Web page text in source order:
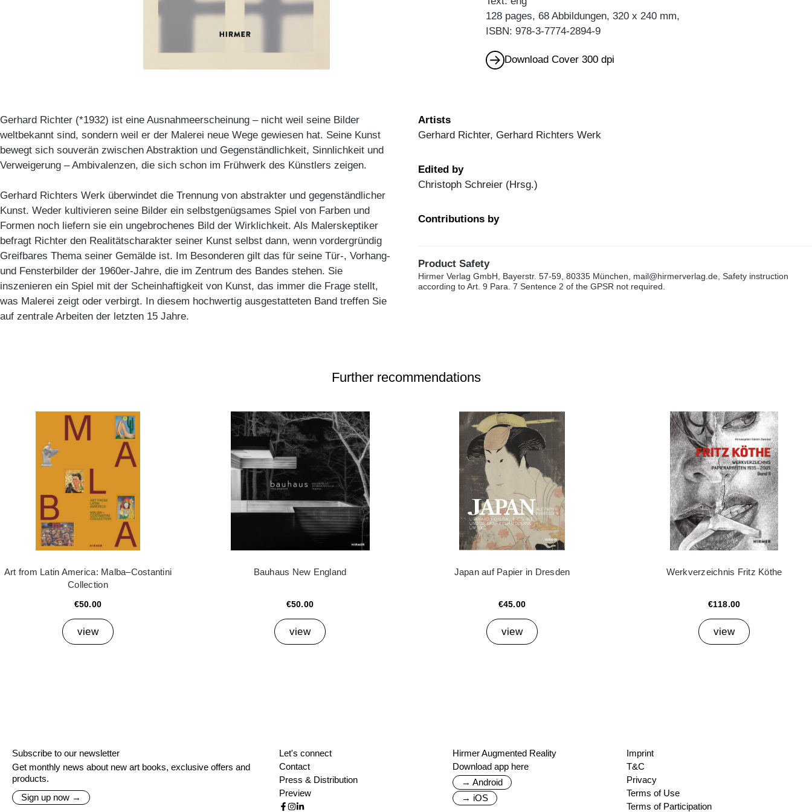
128 pages, 68 Abbildungen, 320 x 240 mm,
ISBN: 978-3-7774-2894-9
Download Cover 300 dpi
Gerhard Richter (*1932) ist eine Ausnahmeerscheinung – nicht weil seine Bilder
weltbekannt sind, sondern weil er der Malerei neue Wege gewiesen hat. Seine Kunst
bewegt sich souverän zwischen Abstraktion und Gegenständlichkeit, Sinnlichkeit und
Verweigerung – Ambivalenzen, die sich schon im Frühwerk des Künstlers zeigen.
Gerhard Richters Werk überwindet die Trennung von abstrakter und gegenständlicher
Kunst. Weder kultivieren seine Bilder ein selbstgenügsames Spiel von Farben und
Formen noch liefern sie ein ungebrochenes Bild der Wirklichkeit. Als Malerskeptiker
befragt Richter den Realitätscharakter seiner Kunst selbst dann, wenn vordergründig
Greifbares Thema seiner Gemälde ist. Im Besonderen gilt das für seine Tür-, Vorhang-
und Fensterbilder der 1960er-Jahre, die im Zentrum des Bandes stehen. Sie
inszenieren ein Spiel mit der Scheinhaftigkeit von Kunst, das immer die Frage stellt,
was Malerei zeigt oder verbirgt. In diesem hochwertig ausgestatteten Band treffen Sie
auf zentrale Arbeiten der letzten 15 Jahre.
Artists
Gerhard Richter, Gerhard Richters Werk
Edited by
Christoph Schreier (Hrsg.)
Contributions by
Product Safety
Hirmer Verlag GmbH, Bayerstr. 57-59, 80335 München, mail@hirmerverlag.de, Safety instruction
according to Art. 9 Para. 7 Sentence 2 of the GPSR not required.
Further recommendations
Art from Latin America: Malba–Costantini
Collection
€50.00
view
Bauhaus New England
€50.00
view
Japan auf Papier in Dresden
€45.00
view
Werkverzeichnis Fritz Köthe
€118.00
view
Subscribe to our newsletter
Get monthly news about new art books, exclusive offers and
products.
Sign up now →
Let's connect
Contact
Press & Distribution
Preview
Hirmer Augmented Reality
Download app here
→ Android
→ iOS
Imprint
T&C
Privacy
Terms of Use
Terms of Participation